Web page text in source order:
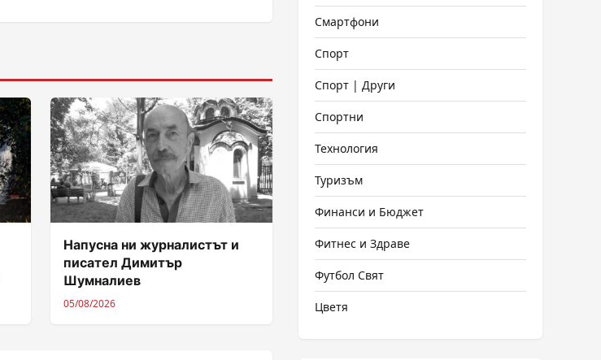
Напусна ни журналистът и
писател Димитър
Шумналиев
05/08/2026
Смартфони
Спорт
Спорт | Други
Спортни
Технология
Туризъм
Финанси и Бюджет
Фитнес и Здраве
Футбол Свят
Цветя